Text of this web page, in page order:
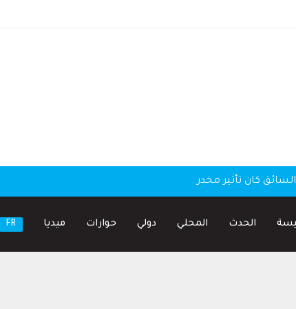
كان تأثير مخدر
الحدث المحلي دولي حوارات ميديا FR